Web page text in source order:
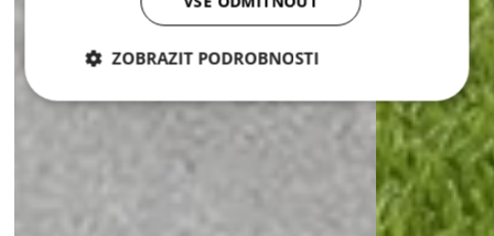
ZOBRAZIT PODROBNOSTI
Nezbytně
Analytika Marketing